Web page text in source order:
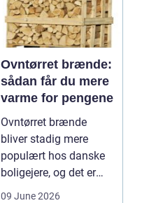
Ovntørret brænde:
sådan får du mere
varme for pengene
Ovntørret brænde
bliver stadig mere
populært hos danske
boligejere, og det er
ikke uden grund. Når
09 June 2026